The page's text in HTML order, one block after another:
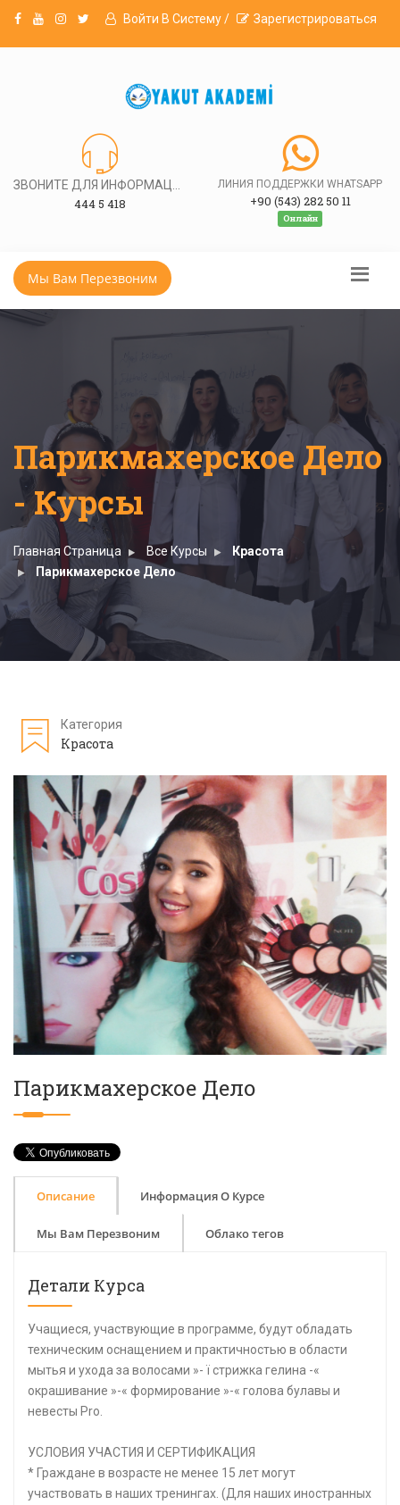
Войти В Систему / Зарегистрироваться
444 5 418
ЛИНИЯ ПОДДЕРЖКИ WHATSAPP
+90 (543) 282 50 11
Онлайн
Мы Вам Перезвоним
Парикмахерское Дело
- Курсы
Главная Страница Все Курсы
Красота
Парикмахерское Дело
Категория
Красота
Парикмахерское Дело
Описание Информация О Курсе
Мы Вам Перезвоним Облако тегов
Детали Курса
Учащиеся, участвующие в программе, будут обладать
техническим оснащением и практичностью в области
мытья и ухода за волосами »- ï стрижка гелина -«
окрашивание »-« формирование »-« голова булавы и
невесты Pro.
УСЛОВИЯ УЧАСТИЯ И СЕРТИФИКАЦИЯ
* Граждане в возрасте не менее 15 лет могут
участвовать в наших тренингах. (Для наших иностранных